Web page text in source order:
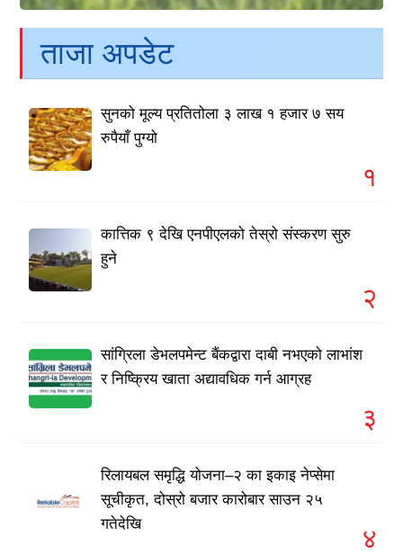
ताजा अपडेट
सुनको मूल्य प्रतितोला ३ लाख १ हजार ७ सय
रुपैयाँ पुग्यो
१
कात्तिक ९ देखि एनपीएलको तेस्रो संस्करण सुरु
हुने
२
सांग्रिला डेभलपमेन्ट बैंकद्वारा दाबी नभएको लाभांश
र निष्क्रिय खाता अद्यावधिक गर्न आग्रह
३
रिलायबल समृद्धि योजना–२ का इकाइ नेप्सेमा
सूचीकृत, दोस्रो बजार कारोबार साउन २५
गतेदेखि
४